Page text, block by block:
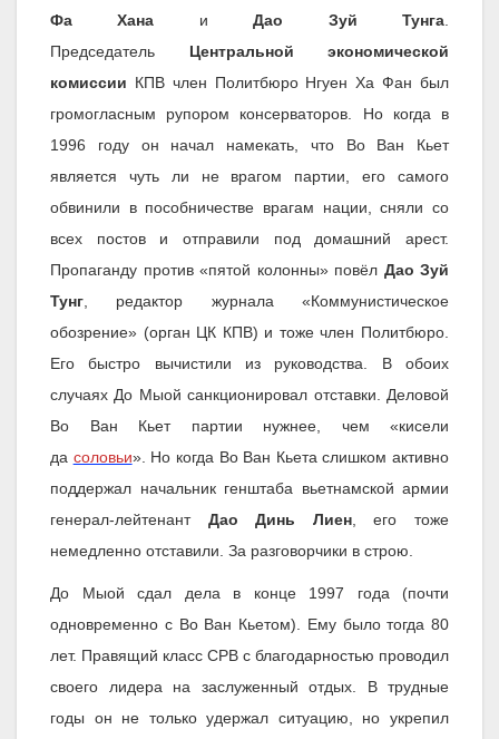
Фа Хана иДао Зуй Тунга
Председатель Центральной экономической
комиссии КПВ член Политбюро Нгуен Ха Фан был
громогласным рупором консерваторов. Но когда в
1996 году он начал намекать, что Во Ван Кьет
является чуть ли не врагом партии, его самого
обвинили в пособничестве врагам нации, сняли со
всех постов и отправили под домашний арест.
Пропаганду против «пятой колонны» повёл Дао Зуй
Тунг , редактор журнала «Коммунистическое
обозрение» (орган ЦК КПВ) и тоже член Политбюро.
Его быстро вычистили из руководства. В обоих
случаях До Мыой санкционировал отставки. Деловой
Во Ван Кьет партии нужнее, чем «кисели
да соловьи». Но когда Во Ван Кьета слишком активно
поддержал начальник генштаба вьетнамской армии
генерал-лейтенант Дао Динь Лиен, его тоже
немедленно отставили. За разговорчики в строю.
До Мыой сдал дела в конце 1997 года (почти
одновременно с Во Ван Кьетом). Ему было тогда 80
лет. Правящий класс СРВ с благодарностью проводил
своего лидера на заслуженный отдых. В трудные
годы он не только удержал ситуацию, но укрепил